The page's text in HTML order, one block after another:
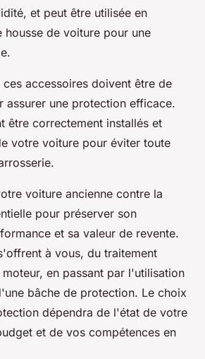
et peut être utilisée en
housse de voiture pour une
accessoires doivent être de
assurer une protection efficace.
être correctement installés et
votre voiture pour éviter toute
voiture ancienne contre la
pour préserver son
et sa valeur de revente.
à vous, du traitement
en passant par l'utilisation
bâche de protection. Le choix
dépendra de l'état de votre
et de vos compétences en